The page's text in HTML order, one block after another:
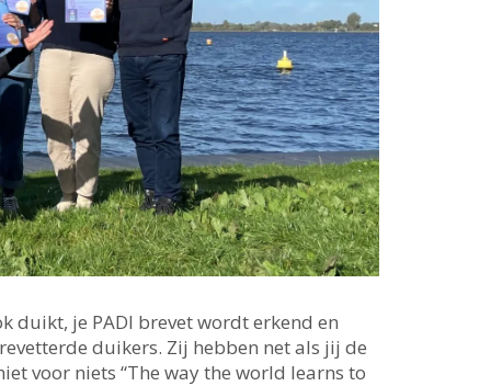
duikt, je PADI brevet wordt erkend en
duikers. Zij hebben net als jij de
voor niets “The way the world learns to